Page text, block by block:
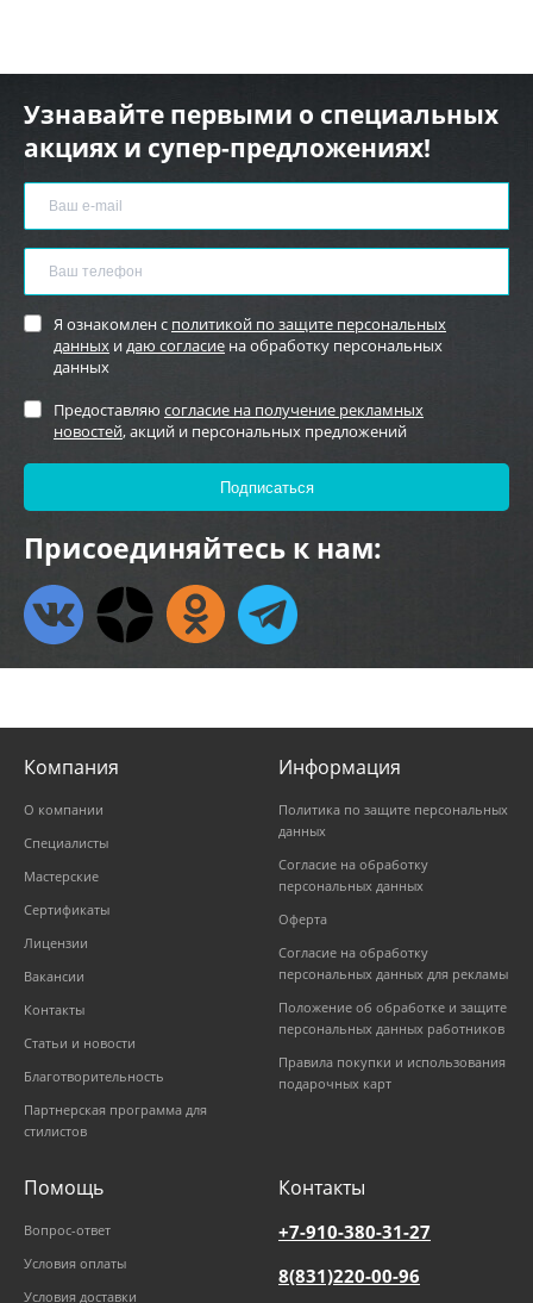
Узнавайте первыми о специальных
акциях и супер-предложениях!
Я ознакомлен с политикой по защите персональных
данных идаю согласие на обработку персональных
данных
Предоставляю согласие на получение рекламных
новостей, акций и персональных предложений
Присоединяйтесь к нам:
Компания
О компании
Специалисты
Мастерские
Сертификаты
Лицензии
Вакансии
Контакты
Статьи и новости
Благотворительность
Партнерская программа для
стилистов
Информация
Политика по защите персональных
данных
Согласие на обработку
персональных данных
Оферта
Согласие на обработку
персональных данных для рекламы
Положение об обработке и защите
персональных данных работников
Правила покупки и использования
подарочных карт
Помощь
Вопрос-ответ
Условия оплаты
Условия доставки
Контакты
+7-910-380-31-27
8(831)220-00-96